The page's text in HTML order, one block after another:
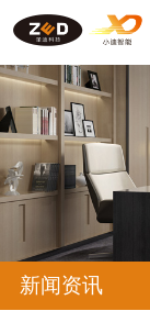
新闻资讯